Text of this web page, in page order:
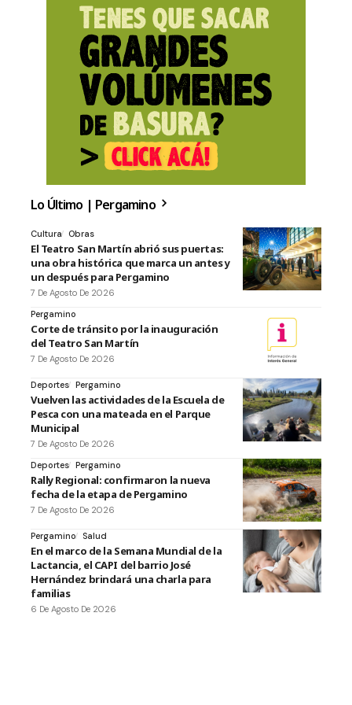
Lo Último | Pergamino
Cultura Obras
El Teatro San Martín abrió sus puertas:
una obra histórica que marca un antes y
un después para Pergamino
7 De Agosto De 2026
Pergamino
Corte de tránsito por la inauguración
del Teatro San Martín
7 De Agosto De 2026
Deportes Pergamino
Vuelven las actividades de la Escuela de
Pesca con una mateada en el Parque
Municipal
7 De Agosto De 2026
Deportes Pergamino
Rally Regional: confirmaron la nueva
fecha de la etapa de Pergamino
7 De Agosto De 2026
Pergamino Salud
En el marco de la Semana Mundial de la
Lactancia, el CAPI del barrio José
Hernández brindará una charla para
familias
6 De Agosto De 2026